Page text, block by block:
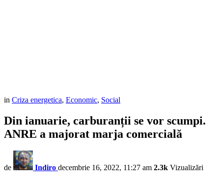
in Criza energetica, Economic, Social
Din ianuarie, carburanții se vor scumpi.
ANRE a majorat marja comercială
de Indiro decembrie 16, 2022, 11:27 am 2.3k Vizualizări